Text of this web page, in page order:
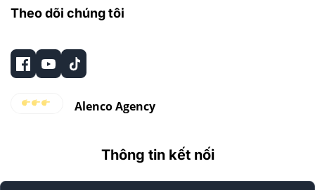
Theo dõi chúng tôi
Alenco Agency
Thông tin kết nối